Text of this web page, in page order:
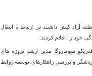
آزاد کیش داشتند در ارتباط با انتقال
خود را اعلام کردند
سوماروگا مدیر ارشد پروژه‌ های
و بررسی راهکارهای توسعه روابط